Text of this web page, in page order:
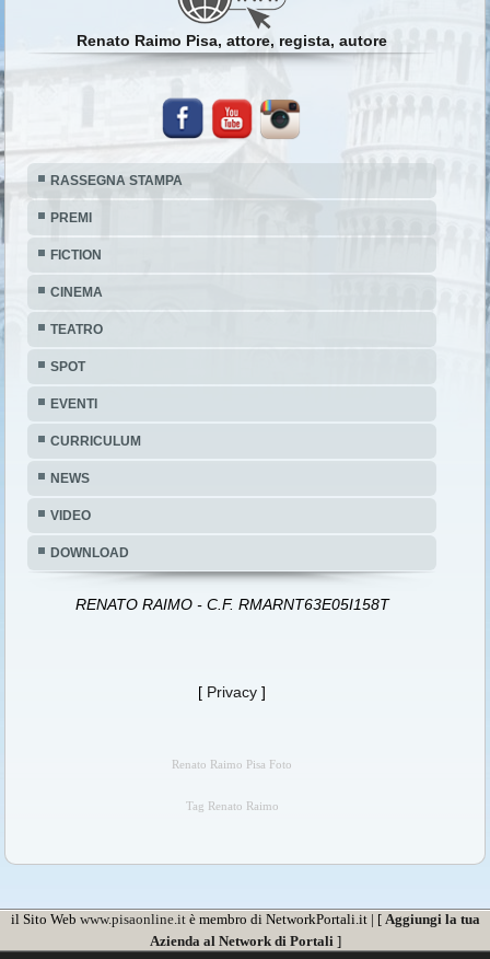
Renato Raimo Pisa, attore, regista, autore
RASSEGNA STAMPA
PREMI
FICTION
CINEMA
TEATRO
SPOT
EVENTI
CURRICULUM
NEWS
VIDEO
DOWNLOAD
RENATO RAIMO - C.F. RMARNT63E05I158T
[ Privacy ]
Renato Raimo Pisa Foto
Tag Renato Raimo
il Sito Web www.pisaonline.itè membro di NetworkPortali.it | [ Aggiungi la tua
Azienda al Network di Portali]